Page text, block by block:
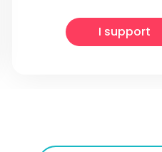
I support